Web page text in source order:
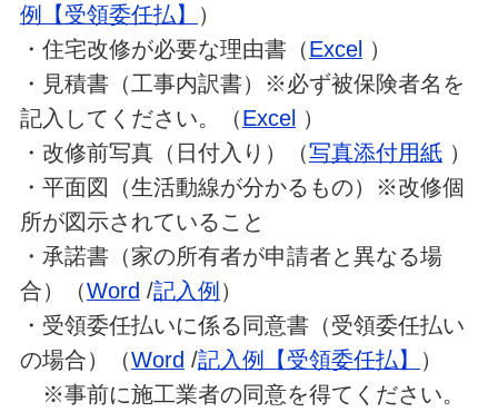
例【受領委任払】
）
・住宅改修が必要な理由書（Excel ）
・見積書（工事内訳書）※必ず被保険者名を
記入してください。（Excel ）
・改修前写真（日付入り）（写真添付用紙）
・平面図（生活動線が分かるもの）※改修個
所が図示されていること
・承諾書（家の所有者が申請者と異なる場
合）（Word /記入例 ）
・受領委任払いに係る同意書（受領委任払い
の場合）（Word /記入例【受領委任払】
）
※事前に施工業者の同意を得てください。